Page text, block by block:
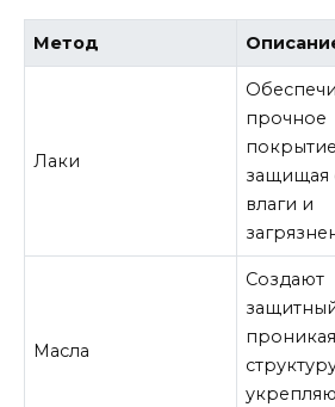
Метод
Лаки
прочное
защищая
влаги и
Масла
Создают